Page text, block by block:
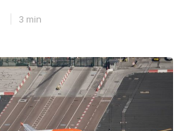
3 min